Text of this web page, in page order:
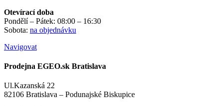
Otevírací doba
Pondělí – Pátek: 08:00 – 16:30
Sobota: na objednávku
Navigovat
Prodejna EGEO.sk Bratislava
Ul.Kazanská 22
82106 Bratislava – Podunajské Biskupice